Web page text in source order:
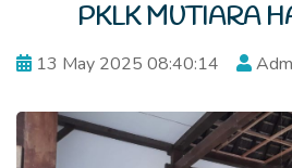
PKLK MUTIARA
13 May 2025 08:40:14